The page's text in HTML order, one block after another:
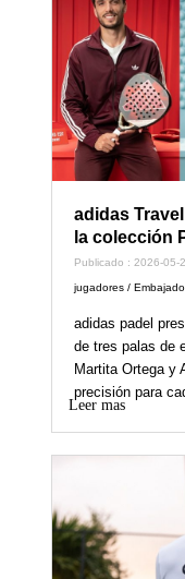
adidas
la colección
Publicado : 2026-
jugadores /
adidas padel
de tres palas de
Martita Ortega y
precisión para
Leer mas